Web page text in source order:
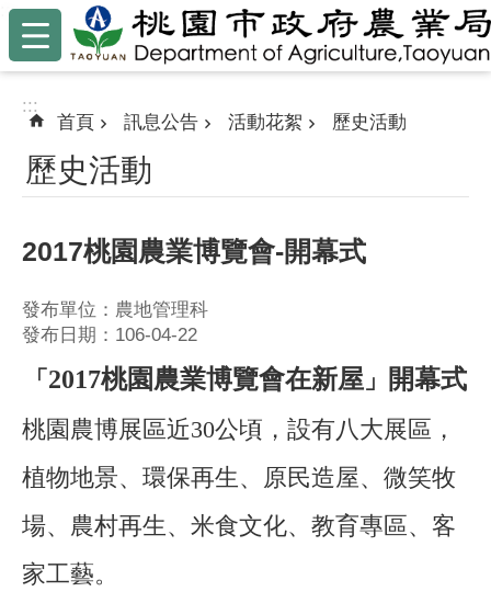
跳到主要內容區塊
:::
:::
首頁 訊息公告 活動花絮 歷史活動
歷史活動
2017桃園農業博覽會-開幕式
發布單位：農地管理科
發布日期：106-04-22
「 2017桃園農業博覽會在新屋 」 開幕式
桃園農博展區近30公頃，設有八大展區，
植物地景、環保再生、原民造屋、微笑牧
場、農村再生、米食文化、教育專區、客
家工藝。